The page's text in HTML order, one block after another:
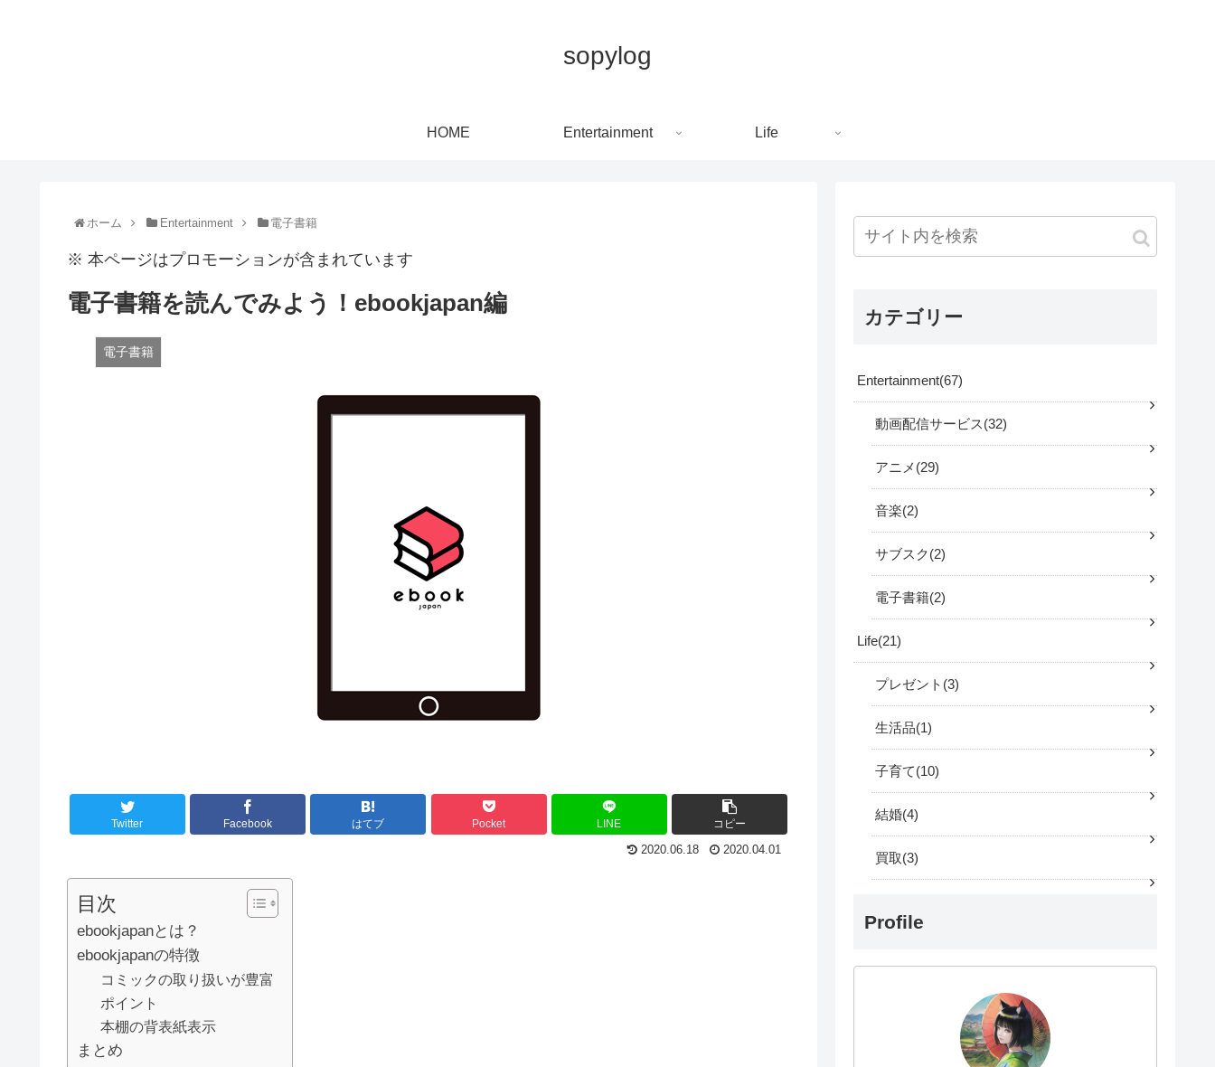
sopylog
HOME Entertainment Life
ホーム Entertainment 電子書籍
※ 本ページはプロモーションが含まれています
電子書籍を読んでみよう！ebookjapan編
電子書籍
Twitter Facebook はてブ Pocket LINE コピー
2020.06.18 2020.04.01
目次
ebookjapanとは？
ebookjapanの特徴
コミックの取り扱いが豊富
ポイント
本棚の背表紙表示
まとめ
カテゴリー
Entertainment 67
動画配信サービス 32
アニメ 29
音楽 2
サブスク 2
電子書籍 2
Life 21
プレゼント 3
生活品 1
子育て 10
結婚 4
買取 3
Profile